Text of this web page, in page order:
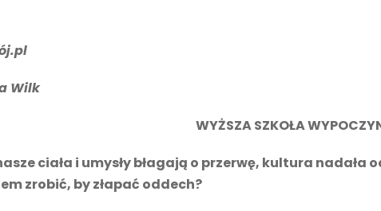
Wilk
WYŻSZA SZKOŁA
ciała i umysły błagają o przerwę, kultura
zrobić, by złapać oddech?